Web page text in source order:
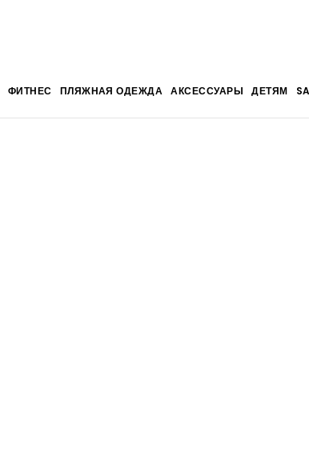
ФИТНЕС ПЛЯЖНАЯ ОДЕЖДА АКСЕССУАРЫ ДЕТЯМ